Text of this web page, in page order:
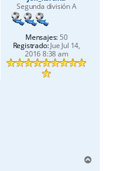
Segunda división A
Mensajes: 50
Registrado:Jue Jul 14,
2016 8:38 am